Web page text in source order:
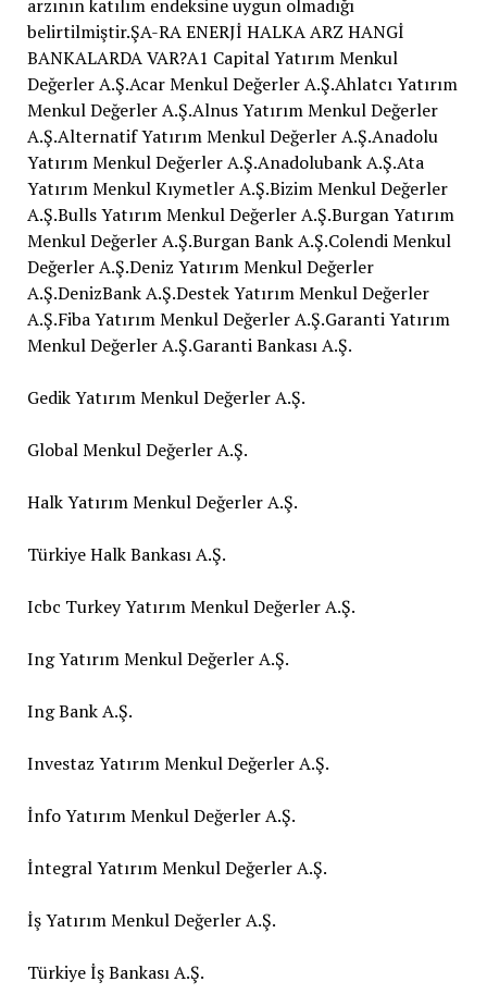
Gedik Yatırım Menkul Değerler A.Ş.
Global Menkul Değerler A.Ş.
Halk Yatırım Menkul Değerler A.Ş.
Türkiye Halk Bankası A.Ş.
Icbc Turkey Yatırım Menkul Değerler A.Ş.
Ing Yatırım Menkul Değerler A.Ş.
Ing Bank A.Ş.
Investaz Yatırım Menkul Değerler A.Ş.
İnfo Yatırım Menkul Değerler A.Ş.
İntegral Yatırım Menkul Değerler A.Ş.
İş Yatırım Menkul Değerler A.Ş.
Türkiye İş Bankası A.Ş.